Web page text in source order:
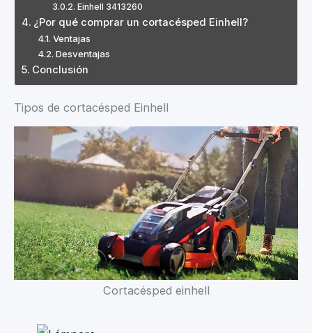
Einhell 3413260
¿Por qué comprar un cortacésped Einhell?
Ventajas
Desventajas
Conclusión
Tipos de cortacésped Einhell
Cortacésped einhell